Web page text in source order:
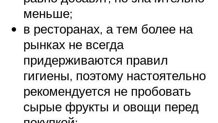
меньше;
в ресторанах, а тем более на
рынках не всегда
придерживаются правил
гигиены, поэтому настоятельно
рекомендуется не пробовать
сырые фрукты и овощи перед